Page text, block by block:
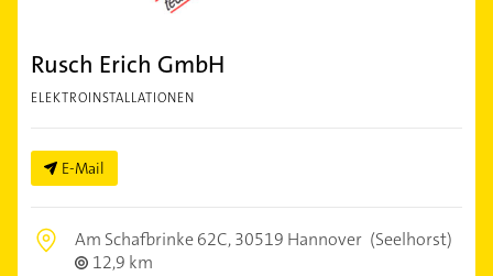
Rusch Erich GmbH
ELEKTROINSTALLATIONEN
E-Mail
Am Schafbrinke 62C,30519 Hannover (Seelhorst)
12,9 km